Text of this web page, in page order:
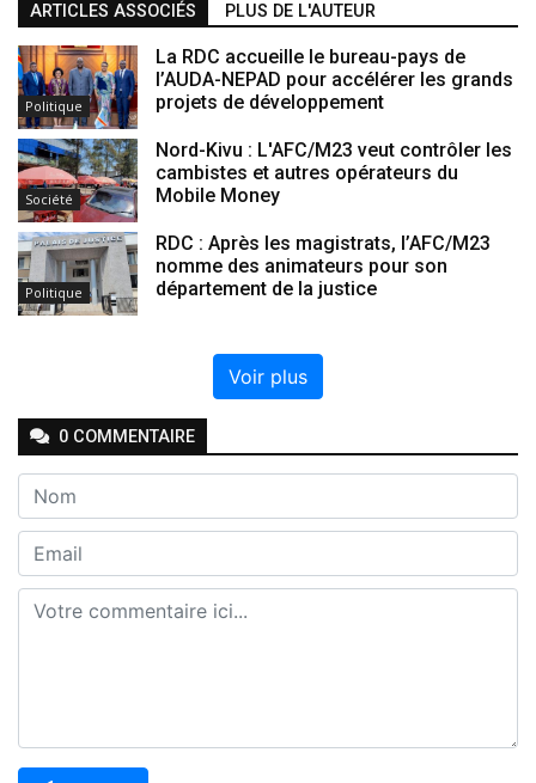
ARTICLES ASSOCIÉS PLUS DE L'AUTEUR
Politique
La RDC accueille le bureau-pays de
l’AUDA-NEPAD pour accélérer les grands
projets de développement
Société
Nord-Kivu : L'AFC/M23 veut contrôler les
cambistes et autres opérateurs du
Mobile Money
Politique
RDC : Après les magistrats, l’AFC/M23
nomme des animateurs pour son
département de la justice
Voir plus
0 COMMENTAIRE